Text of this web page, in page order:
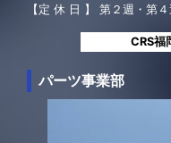
【定 休 日 】 第２週・第
CRS福
パーツ事業部